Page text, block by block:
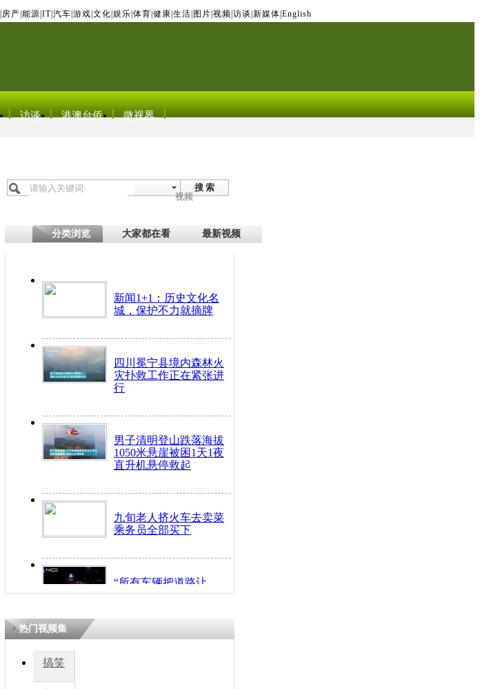
房产 能源 IT| 汽车 游戏 文化 娱乐 体育 健康 生活 图片 视频 访谈 新媒体 English
访谈 港澳台侨 微视界
搜 索
视频
分类浏览 大家都在看 最新视频
新闻1+1：历史文化名
城，保护不力就摘牌
四川冕宁县境内森林火
灾扑救工作正在紧张进
行
男子清明登山跌落海拔
1050米悬崖被困1天1夜
直升机悬停救起
九旬老人挤火车去卖菜
乘务员全部买下
“所有车辆把道路让
开！”儿童突发疾病交
热门视频集
搞笑